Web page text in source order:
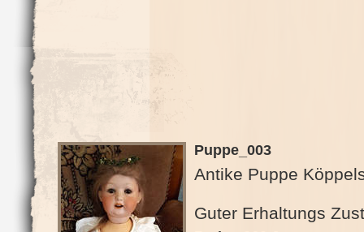
Puppe_003
Antike Puppe
Guter Erhaltungs